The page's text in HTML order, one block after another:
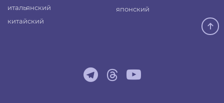
итальянский
китайский
японский